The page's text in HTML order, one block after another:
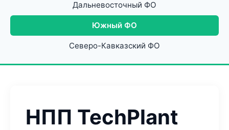
Дальневосточный ФО
Южный ФО
Северо-Кавказский ФО
НПП TechPlant